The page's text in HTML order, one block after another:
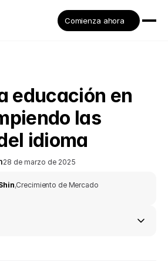
Comienza ahora
educación en
las
idioma
28 de marzo de 2025
,Crecimiento de Mercado